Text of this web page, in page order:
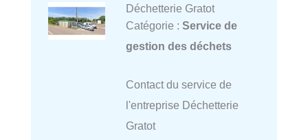
Déchetterie Gratot
Catégorie : Service de
gestion des déchets
Contact du service de
l'entreprise Déchetterie
Gratot